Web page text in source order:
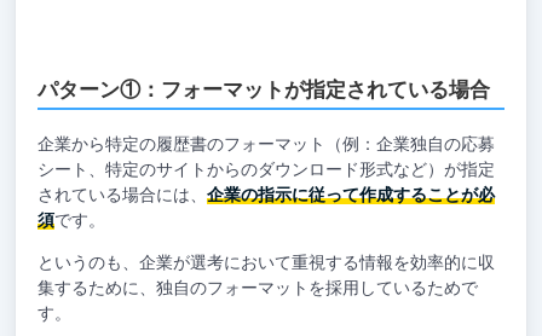
パターン①：フォーマットが指定されている場合
企業から特定の履歴書のフォーマット（例：企業独自の応募
シート、特定のサイトからのダウンロード形式など）が指定
されている場合には、 企業の指示に従って作成することが必
須です。
というのも、企業が選考において重視する情報を効率的に収
集するために、独自のフォーマットを採用しているためで
す。